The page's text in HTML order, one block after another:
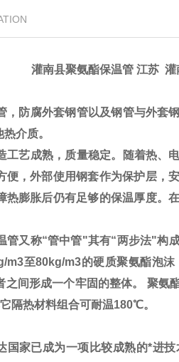
灌南县聚氨酯保温管 江苏 灌
防腐外套钢管以及钢管与外套
介质。
艺成熟，质量稳定。随着热、
便，外部使用钢套作为保护层，
热膨胀后仍有足够的保温厚度。
管又称“管中管"其有“两步法"构
至80kg/m3的硬质聚氨酯泡
间形成一个牢固的整体。 聚氨
热材料组合可耐温180℃。
家已成为一项比较成熟的*进